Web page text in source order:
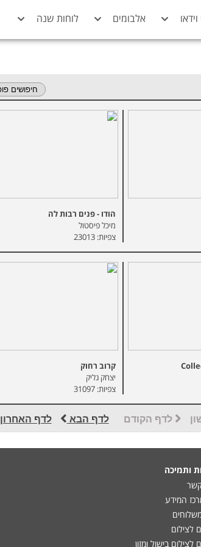
אלבומים לוחות שנה
הודו - פנים רבות לה
מיכל פיסטול
צפיות: 23013
קרוב רחוק
יצחק גליק
צפיות: 31097
לדף הקודם לדף הבא לדף האחרון
ותמיכה
המידע
לצילום
לצילום בישול ומזון